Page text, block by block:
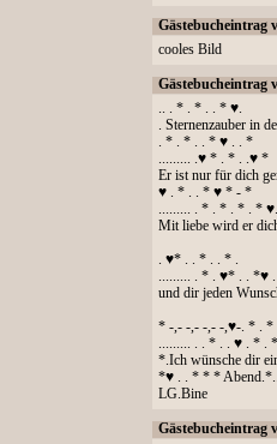
Gästebucheintrag
cooles Bild
Gästebucheintrag
.. . * . * . . * ♥.
. Sternenzauber in
. * . * . . * ♥ . . *
......... .♥ * . * . .♥ *
Er ist nur für dich
♥ . * . . * ♥ * - *
......... . * . * . * . *
Mit liebe wird er
. ♥* . . * . . * .
......... . * . ♥* . . *♥ .
und dir jeden
* -,- -,- -,- -,♥-. * . *
......... . . * . . ♥ . * .
*.Ich wünsche dir
*♥ . . * * *
LG.Bine
Gästebucheintrag